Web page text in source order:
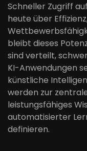
Schneller Zugriff
heute über
bleibt dieses
sind verteilt,
KI-Anwendungen
künstliche
werden zur
leistungsfähiges
automatisierter
definieren.